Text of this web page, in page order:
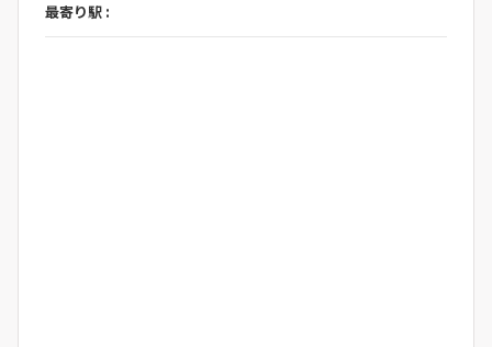
最寄り駅 :